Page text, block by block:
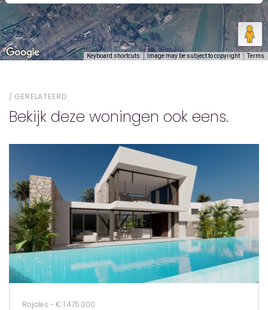
Keyboard shortcuts Image may be subject to copyright Terms
GERELATEERD
Bekijk deze woningen ook eens.
Rojales - € 1.475.000